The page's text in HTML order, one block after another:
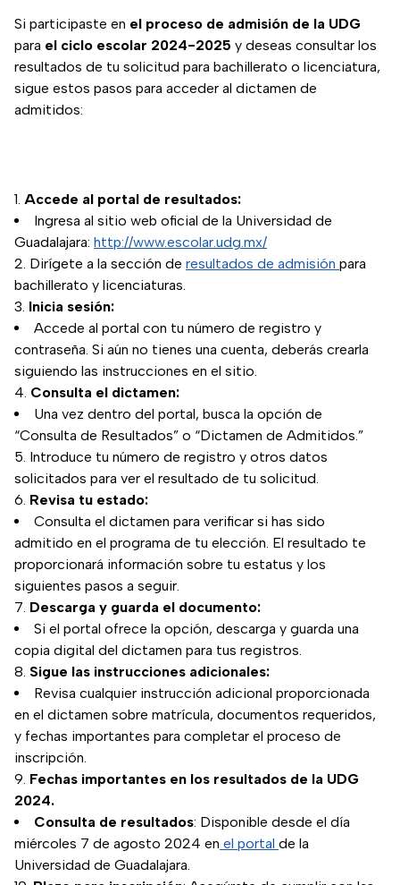
Si participaste en el proceso de admisión de la UDG
para el ciclo escolar 2024-2025 y deseas consultar los
resultados de tu solicitud para bachillerato o licenciatura,
sigue estos pasos para acceder al dictamen de
admitidos:
Accede al portal de resultados:
Ingresa al sitio web oficial de la Universidad de
Guadalajara: http://www.escolar.udg.mx/
Dirígete a la sección de resultados de admisión para
bachillerato y licenciaturas.
Inicia sesión:
Accede al portal con tu número de registro y
contraseña. Si aún no tienes una cuenta, deberás crearla
siguiendo las instrucciones en el sitio.
Consulta el dictamen:
Una vez dentro del portal, busca la opción de
“Consulta de Resultados” o “Dictamen de Admitidos.”
Introduce tu número de registro y otros datos
solicitados para ver el resultado de tu solicitud.
Revisa tu estado:
Consulta el dictamen para verificar si has sido
admitido en el programa de tu elección. El resultado te
proporcionará información sobre tu estatus y los
siguientes pasos a seguir.
Descarga y guarda el documento:
Si el portal ofrece la opción, descarga y guarda una
copia digital del dictamen para tus registros.
Sigue las instrucciones adicionales:
Revisa cualquier instrucción adicional proporcionada
en el dictamen sobre matrícula, documentos requeridos,
y fechas importantes para completar el proceso de
inscripción.
Fechas importantes en los resultados de la UDG
2024.
Consulta de resultados: Disponible desde el día
miércoles 7 de agosto 2024 en el portal de la
Universidad de Guadalajara.